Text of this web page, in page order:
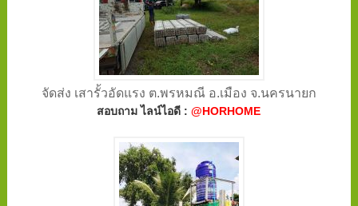
จัดส่ง เสารั้วอัดแรง ต.พรหมณี อ.เมือง จ.นครนายก
สอบถาม ไลน์ไอดี :@HORHOME